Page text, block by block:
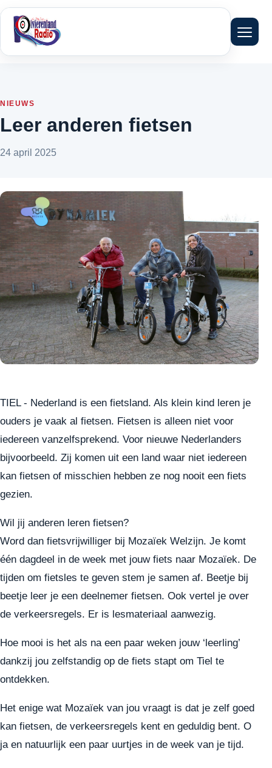
Menu
NIEUWS
Leer anderen fietsen
24 april 2025
TIEL - Nederland is een fietsland. Als klein kind leren je
ouders je vaak al fietsen. Fietsen is alleen niet voor
iedereen vanzelfsprekend. Voor nieuwe Nederlanders
bijvoorbeeld. Zij komen uit een land waar niet iedereen
kan fietsen of misschien hebben ze nog nooit een fiets
gezien.
Wil jij anderen leren fietsen?
Word dan fietsvrijwilliger bij Mozaïek Welzijn. Je komt
één dagdeel in de week met jouw fiets naar Mozaïek. De
tijden om fietsles te geven stem je samen af. Beetje bij
beetje leer je een deelnemer fietsen. Ook vertel je over
de verkeersregels. Er is lesmateriaal aanwezig.
Hoe mooi is het als na een paar weken jouw ‘leerling’
dankzij jou zelfstandig op de fiets stapt om Tiel te
ontdekken.
Het enige wat Mozaïek van jou vraagt is dat je zelf goed
kan fietsen, de verkeersregels kent en geduldig bent. O
ja en natuurlijk een paar uurtjes in de week van je tijd.